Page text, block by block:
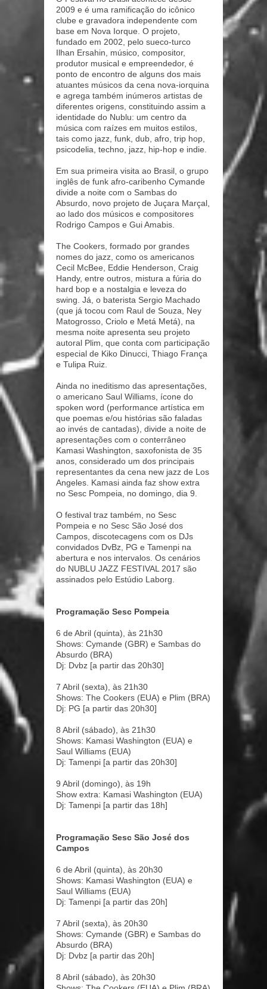
2009 e é uma ramificação do icônico
clube e gravadora independente com
base em Nova Iorque. O projeto,
fundado em 2002, pelo sueco-turco
Ilhan Ersahin, músico, compositor,
produtor musical e empreendedor, é
ponto de encontro de alguns dos mais
atuantes músicos da cena nova-iorquina
e agrega também inúmeros artistas de
diferentes origens, constituindo assim a
identidade do Nublu: um centro da
música com raízes em muitos estilos,
tais como jazz, funk, dub, afro, trip hop,
psicodelia, techno, jazz, hip-hop e indie.
Em sua primeira visita ao Brasil, o grupo
inglês de funk afro-caribenho Cymande
divide a noite com o Sambas do
Absurdo, novo projeto de Juçara Marçal,
ao lado dos músicos e compositores
Rodrigo Campos e Gui Amabis.
The Cookers, formado por grandes
nomes do jazz, como os americanos
Cecil McBee, Eddie Henderson, Craig
Handy, entre outros, mistura a fúria do
hard bop e a nostalgia e leveza do
swing. Já, o baterista Sergio Machado
(que já tocou com Raul de Souza, Ney
Matogrosso, Criolo e Metá Metá), na
mesma noite apresenta seu projeto
autoral Plim, que conta com participação
especial de Kiko Dinucci, Thiago França
e Tulipa Ruiz.
Ainda no ineditismo das apresentações,
o americano Saul Williams, ícone do
spoken word (performance artística em
que poemas e/ou histórias são faladas
ao invés de cantadas), divide a noite de
apresentações com o conterrâneo
Kamasi Washington, saxofonista de 35
anos, considerado um dos principais
representantes da cena new jazz de Los
Angeles. Kamasi ainda faz show extra
no Sesc Pompeia, no domingo, dia 9.
O festival traz também, no Sesc
Pompeia e no Sesc São José dos
Campos, discotecagens com os DJs
convidados DvBz, PG e Tamenpi na
abertura e nos intervalos. Os cenários
do NUBLU JAZZ FESTIVAL 2017 são
assinados pelo Estúdio Laborg.
Programação Sesc Pompeia
6 de Abril (quinta), às 21h30
Shows: Cymande (GBR) e Sambas do
Absurdo (BRA)
Dj: Dvbz [a partir das 20h30]
7 Abril (sexta), às 21h30
Shows: The Cookers (EUA) e Plim (BRA)
Dj: PG [a partir das 20h30]
8 Abril (sábado), às 21h30
Shows: Kamasi Washington (EUA) e
Saul Williams (EUA)
Dj: Tamenpi [a partir das 20h30]
9 Abril (domingo), às 19h
Show extra: Kamasi Washington (EUA)
Dj: Tamenpi [a partir das 18h]
Programação Sesc São José dos
Campos
6 de Abril (quinta), às 20h30
Shows: Kamasi Washington (EUA) e
Saul Williams (EUA)
Dj: Tamenpi [a partir das 20h]
7 Abril (sexta), às 20h30
Shows: Cymande (GBR) e Sambas do
Absurdo (BRA)
Dj: Dvbz [a partir das 20h]
8 Abril (sábado), às 20h30